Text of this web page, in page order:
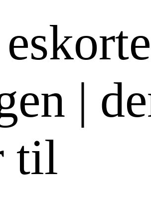
|
til